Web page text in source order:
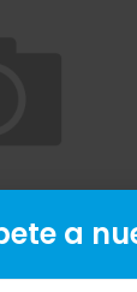
6/5 LB
a